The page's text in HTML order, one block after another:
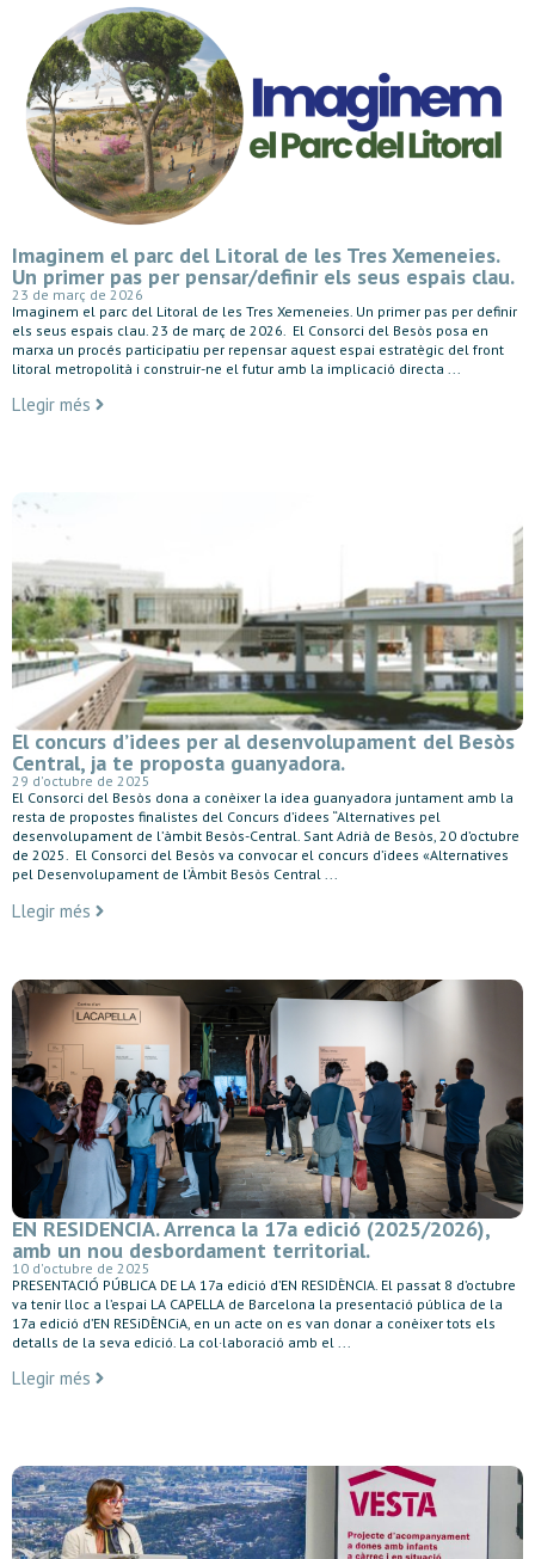
Imaginem el parc del Litoral de les Tres Xemeneies.
Un primer pas per pensar/definir els seus espais clau.
23 de març de 2026
Imaginem el parc del Litoral de les Tres Xemeneies. Un primer pas per definir
els seus espais clau. 23 de març de 2026. El Consorci del Besòs posa en
marxa un procés participatiu per repensar aquest espai estratègic del front
litoral metropolità i construir-ne el futur amb la implicació directa ...
Llegir més
El concurs d’idees per al desenvolupament del Besòs
Central, ja te proposta guanyadora.
29 d'octubre de 2025
El Consorci del Besòs dona a conèixer la idea guanyadora juntament amb la
resta de propostes finalistes del Concurs d’idees “Alternatives pel
desenvolupament de l’àmbit Besòs-Central. Sant Adrià de Besòs, 20 d’octubre
de 2025. El Consorci del Besòs va convocar el concurs d’idees «Alternatives
pel Desenvolupament de l’Àmbit Besòs Central ...
Llegir més
EN RESIDENCIA. Arrenca la 17a edició (2025/2026),
amb un nou desbordament territorial.
10 d'octubre de 2025
PRESENTACIÓ PÚBLICA DE LA 17a edició d’EN RESIDÈNCIA. El passat 8 d’octubre
va tenir lloc a l’espai LA CAPELLA de Barcelona la presentació pública de la
17a edició d’EN RESiDÈNCiA, en un acte on es van donar a conèixer tots els
detalls de la seva edició. La col·laboració amb el ...
Llegir més